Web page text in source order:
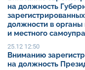
на должность
должности в органы
и местного
25.12 12:50
Вниманию
на должность